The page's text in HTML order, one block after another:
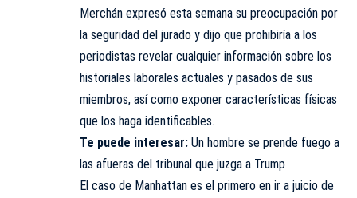
Merchán expresó esta semana su preocupación por
la seguridad del jurado y dijo que prohibiría a los
periodistas revelar cualquier información sobre los
historiales laborales actuales y pasados de sus
miembros, así como exponer características físicas
que los haga identificables.
Te puede interesar: Un hombre se prende fuego a
las afueras del tribunal que juzga a Trump
El caso de Manhattan es el primero en ir a juicio de